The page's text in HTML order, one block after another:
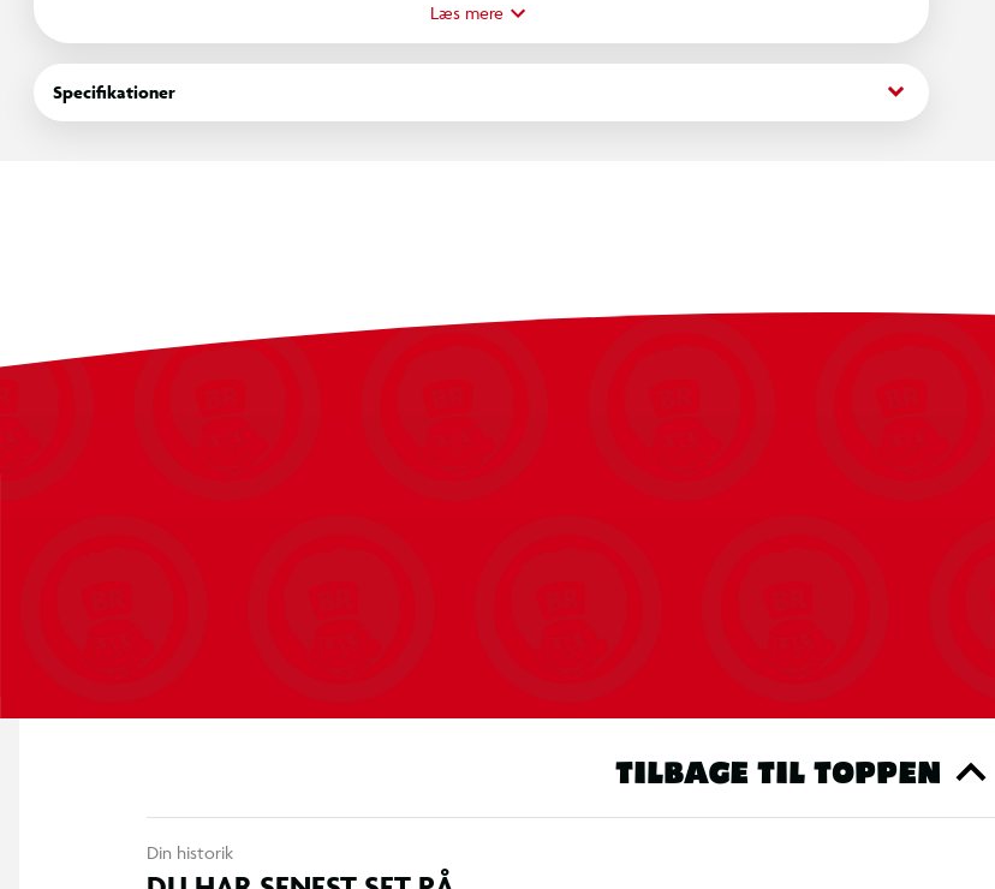
Fra 14 år
Læs mere
Specifikationer keyboard_arrow_down
TILBAGE TIL TOPPEN
Din historik